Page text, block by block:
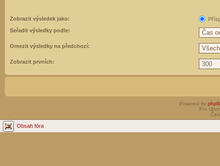
Zobrazit výsledek jako:
Seřadit výsledky podle:
Omezit výsledky na předchozí:
Zobrazit prvních:
Powered by
Pro
Obsah fóra